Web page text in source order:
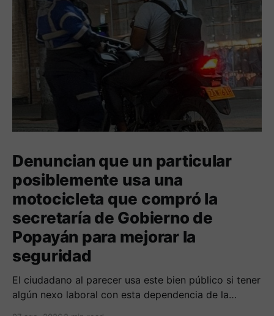
Denuncian que un particular
posiblemente usa una
motocicleta que compró la
secretaría de Gobierno de
Popayán para mejorar la
seguridad
El ciudadano al parecer usa este bien público si tener
algún nexo laboral con esta dependencia de la